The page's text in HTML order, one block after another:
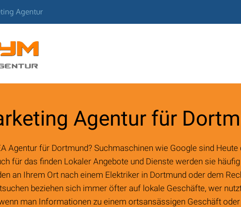
Agentur
Agentur für
Agentur für Dortmund? Suchmaschinen wie Google sind
für das finden Lokaler Angebote und Dienste werden sie
an Ihrem Ort nach einem Elektriker in Dortmund oder dem
beziehen sich immer öfter auf lokale Geschäfte, wer
man Informationen zu einem ortsansässigen Geschäft